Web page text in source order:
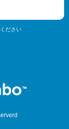
ださい